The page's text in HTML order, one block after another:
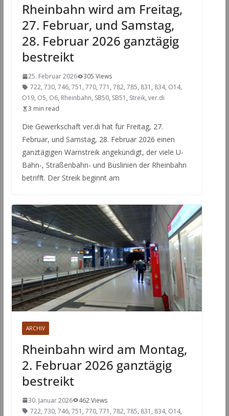
Rheinbahn wird am Freitag,
27. Februar, und Samstag,
28. Februar 2026 ganztägig
bestreikt
25. Februar 2026
305 Views
722, 730, 746, 751 , 770, 771 , 782, 785, 831 , 834, O14,
O19, O5, O6, Rheinbahn, SB50, SB51 , Streik, ver.di
3 min read
Die Gewerkschaft ver.di hat für Freitag, 27.
Februar, und Samstag, 28. Februar 2026 einen
ganztägigen Warnstreik angekündigt, der viele U-
Bahn-, Straßenbahn- und Buslinien der Rheinbahn
betrifft. Der Streik beginnt am
ARCHIV
Rheinbahn wird am Montag,
2. Februar 2026 ganztägig
bestreikt
30. Januar 2026
462 Views
722, 730, 746, 751 , 770, 771 , 782, 785, 831 , 834, O14,